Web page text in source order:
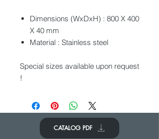
Dimensions (WxDxH) : 800 X 400
X 40 mm
Material : Stainless steel
Special sizes available upon request
!
CATALOG PDF